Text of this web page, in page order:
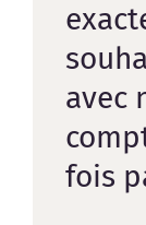
avec
fois